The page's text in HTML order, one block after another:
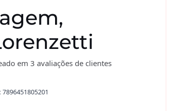
em 3 avaliações de clientes
7896451805201